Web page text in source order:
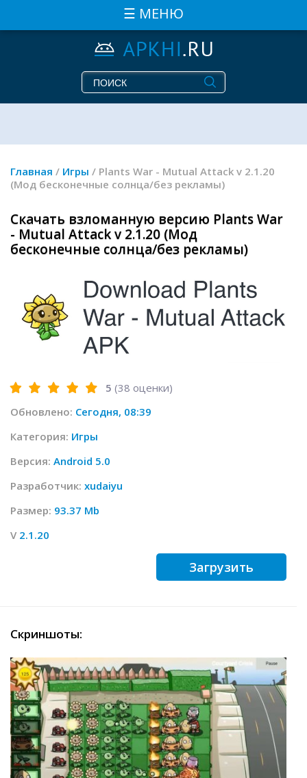
☰ МЕНЮ
Главная / Игры / Plants War - Mutual Attack v 2.1.20
(Мод бесконечные солнца/без рекламы)
Скачать взломанную версию Plants War
- Mutual Attack v 2.1.20 (Мод
бесконечные солнца/без рекламы)
5 (38 оценки)
Обновлено: Сегодня, 08:39
Категория: Игры
Версия: Android 5.0
Разработчик: xudaiyu
Размер: 93.37 Mb
V 2.1.20
Загрузить
Скриншоты: